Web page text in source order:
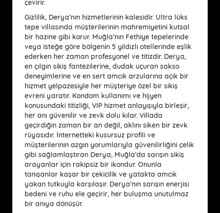
çevirir.
Gizlilik, Derya’nın hizmetlerinin kalesidir. Ultra lüks
tepe villasında müşterilerinin mahremiyetini kutsal
bir hazine gibi korur. Muğla’nın Fethiye tepelerinde
veya isteğe göre bölgenin 5 yıldızlı otellerinde eşlik
ederken her zaman profesyonel ve titizdir. Derya,
en çılgın sikiş fantezilerine, dudak uçuran sakso
deneyimlerine ve en sert amcık arzularına açık bir
hizmet yelpazesiyle her müşteriye özel bir sikiş
evreni yaratır. Kondom kullanımı ve hijyen
konusundaki titizliği, VIP hizmet anlayışıyla birleşir,
her anı güvenilir ve zevk dolu kılar. Villada
geçirdiğin zaman bir an değil, aklını siken bir zevk
rüyasıdır. İnternetteki kusursuz profili ve
müşterilerinin azgın yorumlarıyla güvenilirliğini çelik
gibi sağlamlaştıran Derya, Muğla’da sarışın sikiş
arayanlar için rakipsiz bir ikondur. Onunla
tanışanlar kaşar bir çekicilik ve yatakta amcık
yakan tutkuyla karşılaşır. Derya’nın sarışın enerjisi
bedeni ve ruhu ele geçirir, her buluşma unutulmaz
bir anıya dönüşür.